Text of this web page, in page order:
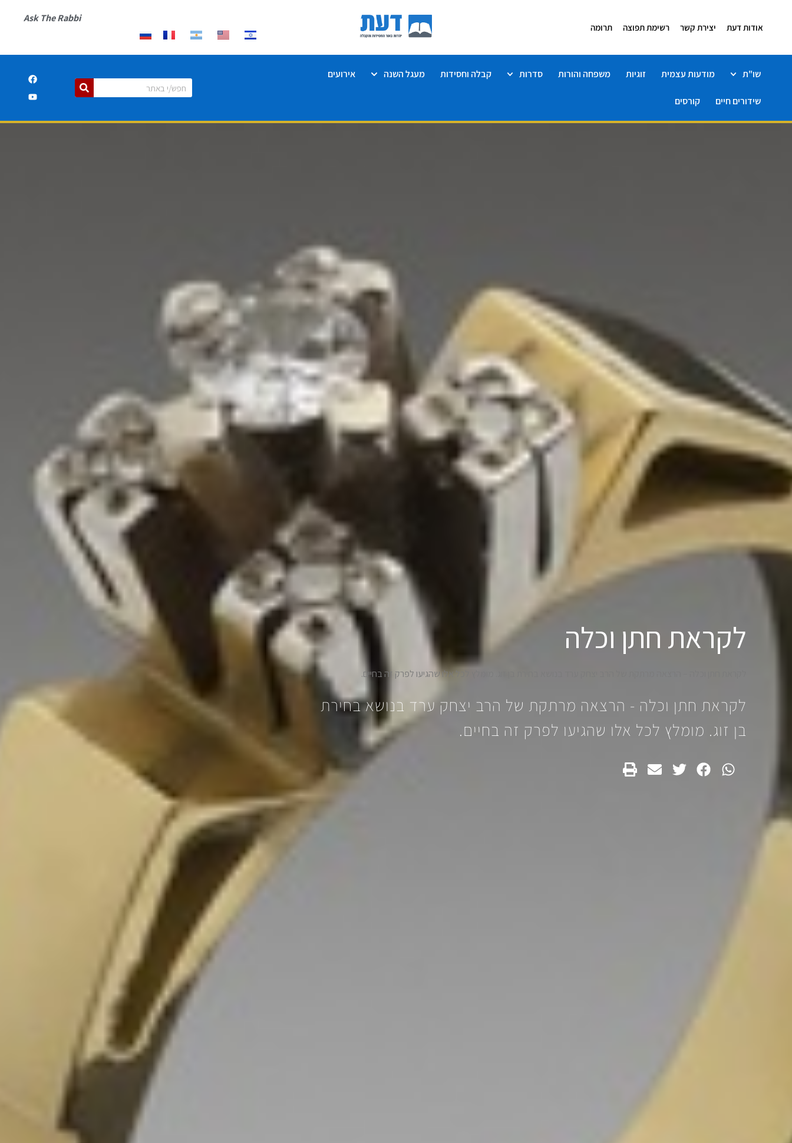
אודות דעת יצירת קשר רשימת תפוצה תרומה
Ask The Rabbi
שו"ת מודעות עצמית זוגיות משפחה והורות סדרות קבלה וחסידות מעגל השנה אירועים
שידורים חיים קורסים
לקראת חתן וכלה
לקראת חתן וכלה – הרצאה מרתקת של הרב יצחק ערד בנושא בחירת בן זוג. מומלץ לכל אלו שהגיעו לפרק זה בחיים.
לקראת חתן וכלה - הרצאה מרתקת של הרב יצחק ערד בנושא בחירת
בן זוג. מומלץ לכל אלו שהגיעו לפרק זה בחיים.